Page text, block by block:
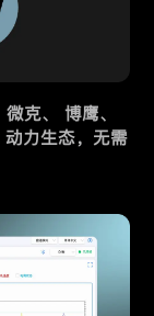
克、 博鹰、
力生态，无需